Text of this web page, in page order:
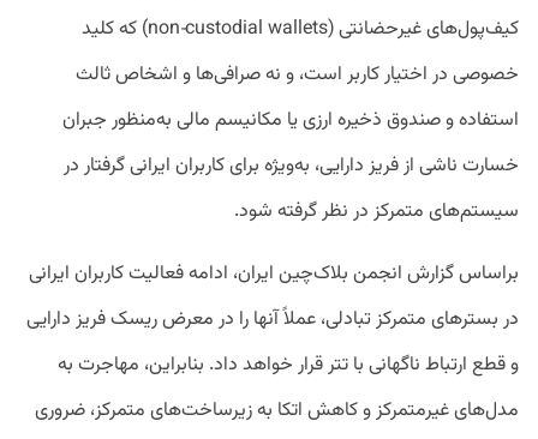
کیف‌پول‌های غیرحضانتی (non‑custodial wallets) که کلید
خصوصی در اختیار کاربر است، و نه صرافی‌ها و اشخاص ثالث
استفاده و صندوق ذخیره ارزی یا مکانیسم مالی به‌منظور جبران
خسارت ناشی از فریز دارایی، به‌ویژه برای کاربران ایرانی گرفتار در
سیستم‌های متمرکز در نظر گرفته شود.
براساس گزارش انجمن بلاک‌چین ایران، ادامه فعالیت کاربران ایرانی
در بسترهای متمرکز تبادلی، عملاً آنها را در معرض ریسک فریز دارایی
و قطع ارتباط ناگهانی با تتر قرار خواهد داد. بنابراین، مهاجرت به
مدل‌های غیرمتمرکز و کاهش اتکا به زیرساخت‌های متمرکز، ضروری